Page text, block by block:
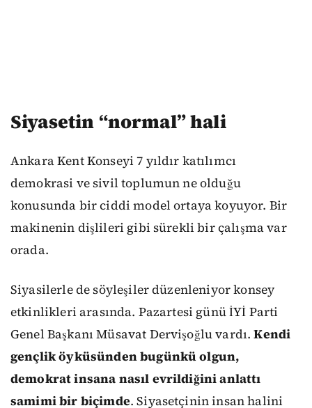
Siyasetin “normal” hali
Ankara Kent Konseyi 7 yıldır katılımcı
demokrasi ve sivil toplumun ne olduğu
konusunda bir ciddi model ortaya koyuyor. Bir
makinenin dişlileri gibi sürekli bir çalışma var
orada.
Siyasilerle de söyleşiler düzenleniyor konsey
etkinlikleri arasında. Pazartesi günü İYİ Parti
Genel Başkanı Müsavat Dervişoğlu vardı.Kendi
gençlik öyküsünden bugünkü olgun,
demokrat insana nasıl evrildiğini anlattı
samimi bir biçimde. Siyasetçinin insan halini